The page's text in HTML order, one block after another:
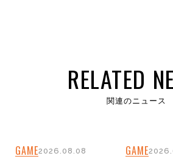
RELATED
関連のニュース
GAME2026.08.08 GAME